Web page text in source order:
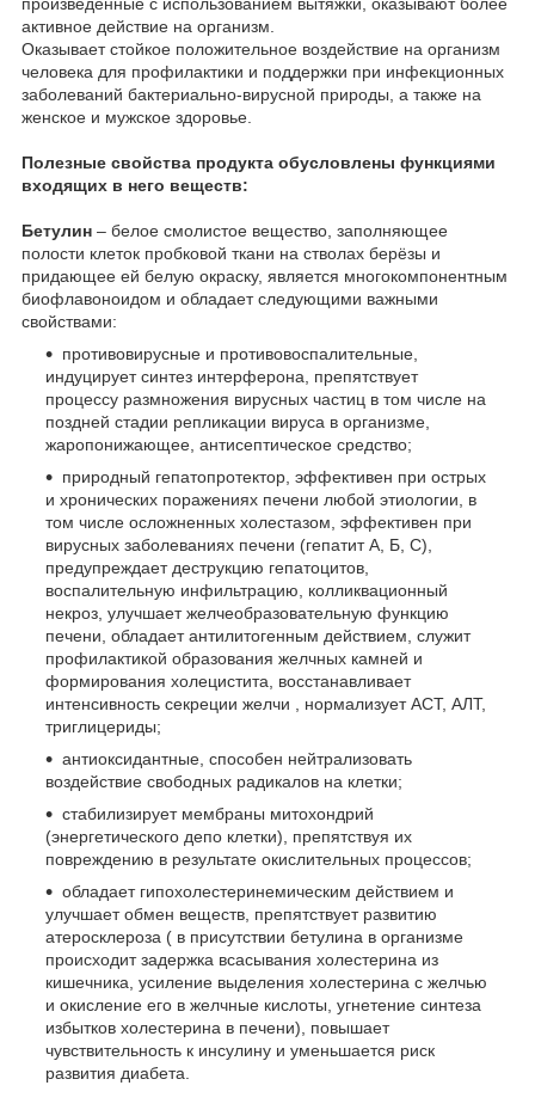
произведенные с использованием вытяжки, оказывают более
активное действие на организм.
Оказывает стойкое положительное воздействие на организм
человека для профилактики и поддержки при инфекционных
заболеваний бактериально-вирусной природы, а также на
женское и мужское здоровье.
Полезные свойства продукта обусловлены функциями
входящих в него веществ:
Бетулин – белое смолистое вещество, заполняющее
полости клеток пробковой ткани на стволах берёзы и
придающее ей белую окраску, является многокомпонентным
биофлавоноидом и обладает следующими важными
свойствами:
противовирусные и противовоспалительные,
индуцирует синтез интерферона, препятствует
процессу размножения вирусных частиц в том числе на
поздней стадии репликации вируса в организме,
жаропонижающее, антисептическое средство;
природный гепатопротектор, эффективен при острых
и хронических поражениях печени любой этиологии, в
том числе осложненных холестазом, эффективен при
вирусных заболеваниях печени (гепатит А, Б, С),
предупреждает деструкцию гепатоцитов,
воспалительную инфильтрацию, колликвационный
некроз, улучшает желчеобразовательную функцию
печени, обладает антилитогенным действием, служит
профилактикой образования желчных камней и
формирования холецистита, восстанавливает
интенсивность секреции желчи , нормализует АСТ, АЛТ,
триглицериды;
антиоксидантные, способен нейтрализовать
воздействие свободных радикалов на клетки;
стабилизирует мембраны митохондрий
(энергетического депо клетки), препятствуя их
повреждению в результате окислительных процессов;
обладает гипохолестеринемическим действием и
улучшает обмен веществ, препятствует развитию
атеросклероза ( в присутствии бетулина в организме
происходит задержка всасывания холестерина из
кишечника, усиление выделения холестерина с желчью
и окисление его в желчные кислоты, угнетение синтеза
избытков холестерина в печени), повышает
чувствительность к инсулину и уменьшается риск
развития диабета.